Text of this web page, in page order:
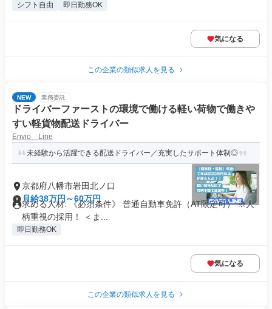
シフト自由 即日勤務OK
気になる
この企業の類似求人を見る
NEW 業務委託
ドライバーファーストの環境で働ける軽い荷物で働きや
すい軽貨物配送ドライバー
Envio Line
未経験から活躍できる配送ドライバー／充実したサポート体制◎
京都府八幡市岩田北ノ口
月給38万円～60万円
求める人材: 《必須条件》 普通自動車免許（AT限定可） ※人
柄重視の採用！ ＜ま...
即日勤務OK
気になる
この企業の類似求人を見る